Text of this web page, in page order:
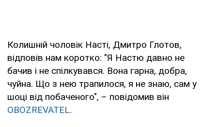
Колишній чоловік Насті, Дмитро Глотов,
відповів нам коротко: "Я Настю давно не
бачив і не спілкувався. Вона гарна, добра,
чуйна. Що з нею трапилося, я не знаю, сам у
шоці від побаченого", – повідомив він
OBOZREVATEL.